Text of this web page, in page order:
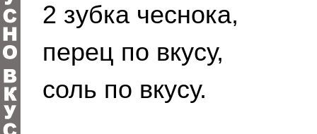
2 зубка чеснока,
перец по вкусу,
соль по вкусу.